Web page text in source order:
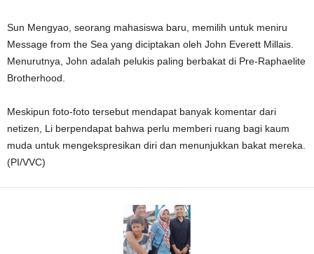
Sun Mengyao, seorang mahasiswa baru, memilih untuk meniru
Message from the Sea yang diciptakan oleh John Everett Millais.
Menurutnya, John adalah pelukis paling berbakat di Pre-Raphaelite
Brotherhood.
Meskipun foto-foto tersebut mendapat banyak komentar dari
netizen, Li berpendapat bahwa perlu memberi ruang bagi kaum
muda untuk mengekspresikan diri dan menunjukkan bakat mereka.
(PI/VVC)